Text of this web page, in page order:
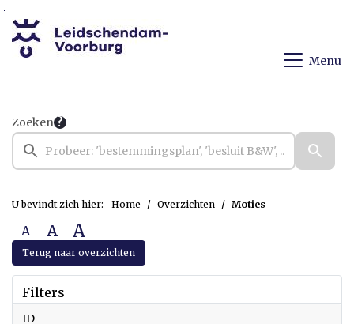
Ga naar de inhoud van deze pagina
Ga naar het zoeken
Ga naar het menu
Menu
Zoeken
U bevindt zich hier: Home Overzichten Moties
A A A
Terug naar overzichten
Filters
ID